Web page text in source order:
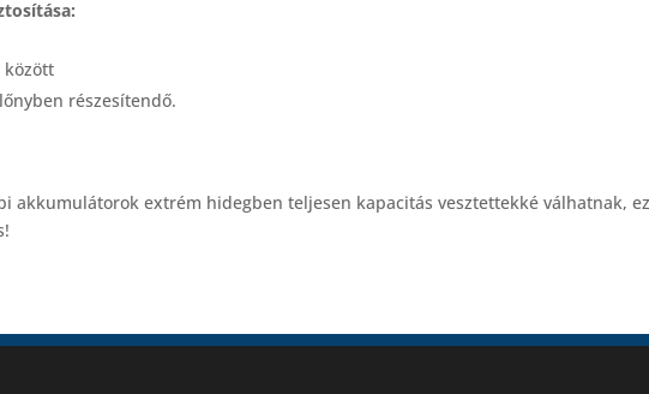
között
részesítendő.
akkumulátorok extrém hidegben teljesen kapacitás vesztettekké válhatnak,